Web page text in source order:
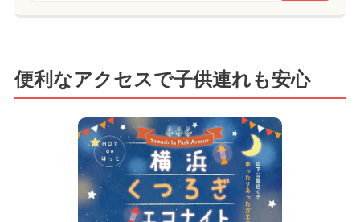
便利なアクセスで子供連れも安心